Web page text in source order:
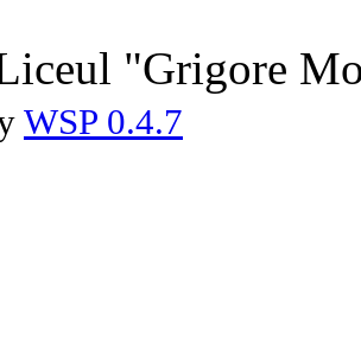
"Grigore
WSP 0.4.7